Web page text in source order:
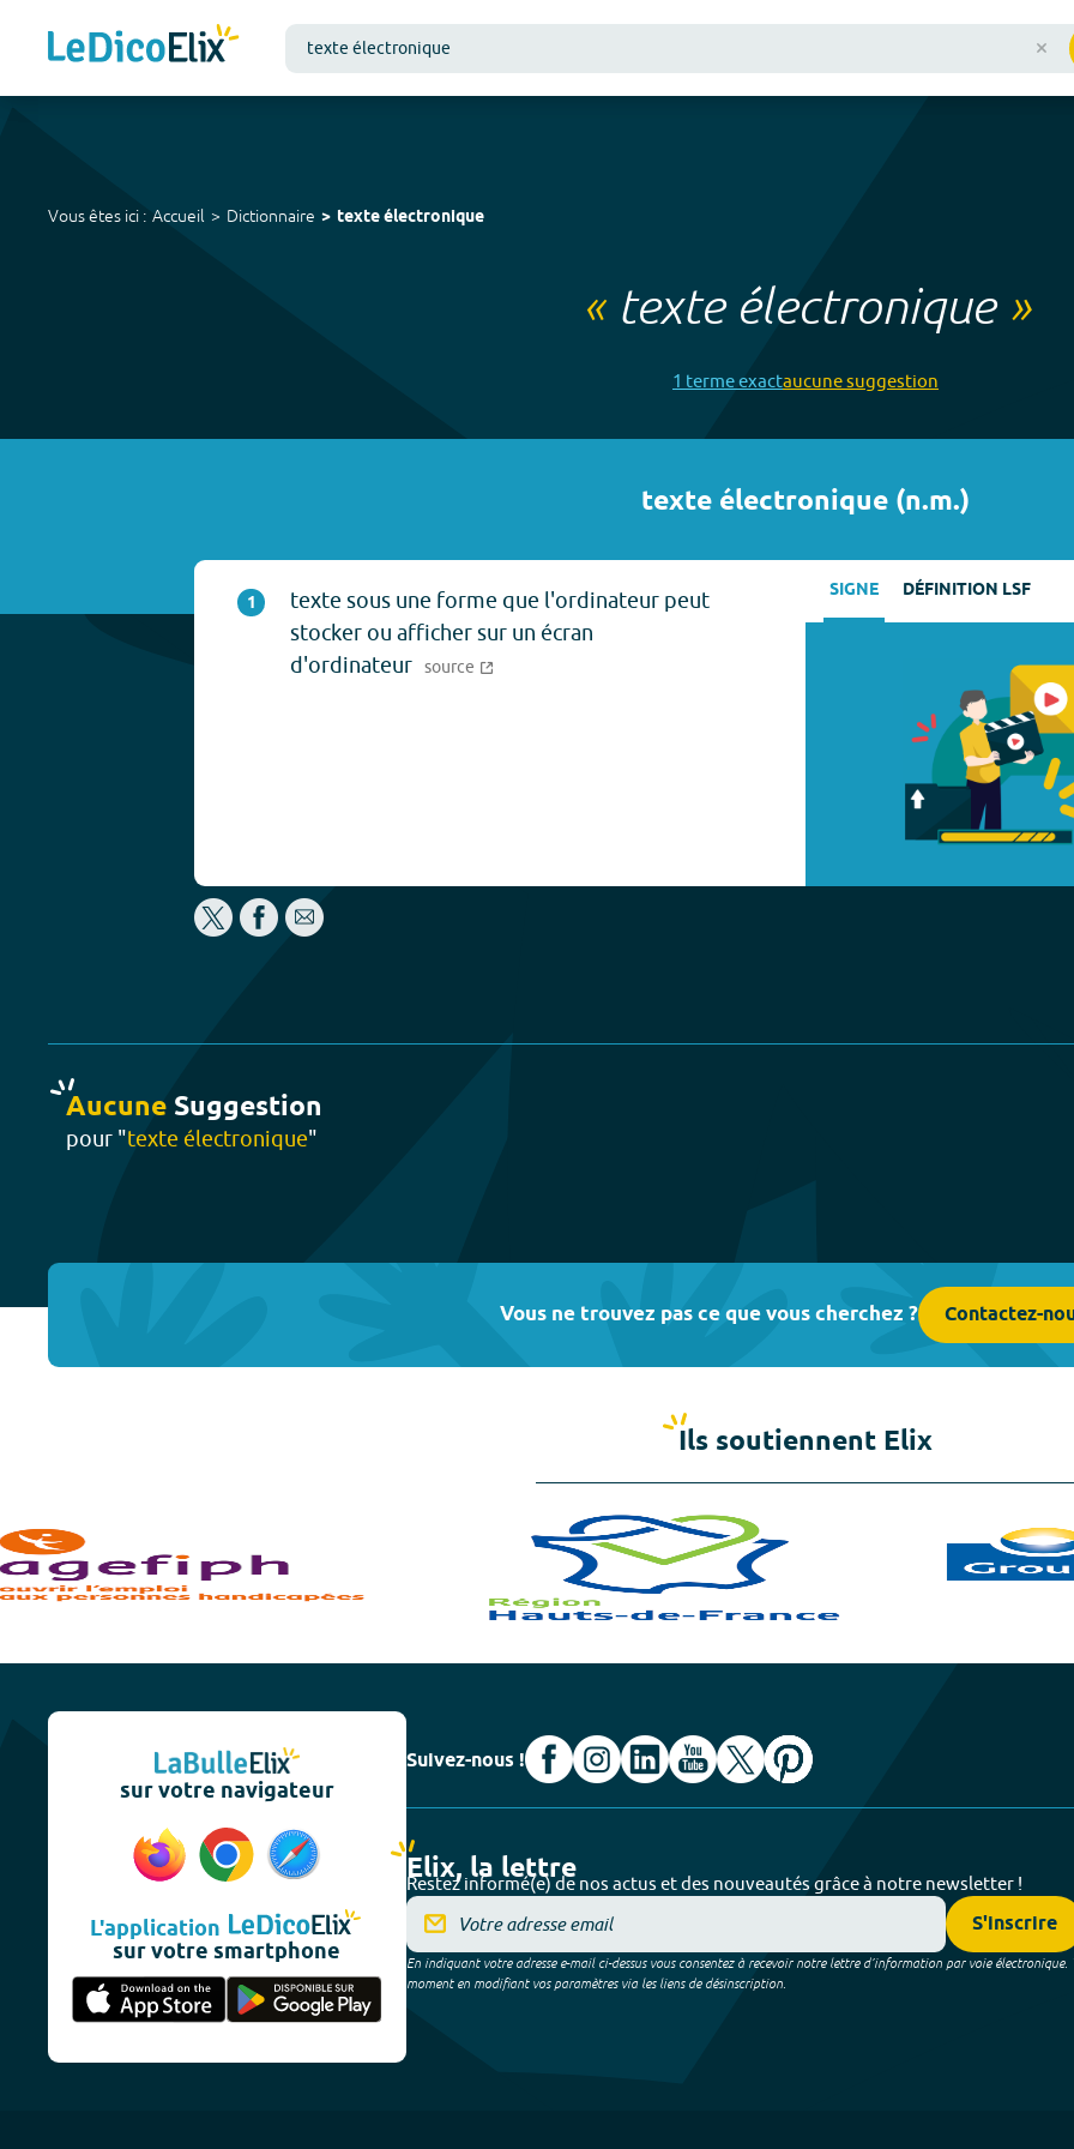
Vous êtes ici : Accueil Dictionnaire texte électronique
« texte électronique»
1 termeexactaucunesuggestion
texte électronique (n.m.)
1
texte sous une forme que l'ordinateur peut
stocker ou afficher sur un écran
d'ordinateur source
SIGNE DÉFINITION LSF
Aucune Suggestion
pour "texte électronique"
Vous ne trouvez pas ce que vous cherchez ? Contactez-
Ils soutiennent Elix
sur votre navigateur
L'application
sur votre smartphone
Suivez-nous !
Elix, la lettre
Restez informé(e) de nos actus et des nouveautés grâce à notre newsletter !
S'inscrire
En indiquant votre adresse e-mail ci-dessus vous consentez à recevoir notre lettre d’information par voie électronique.
moment en modifiant vos paramètres via les liens de désinscription.